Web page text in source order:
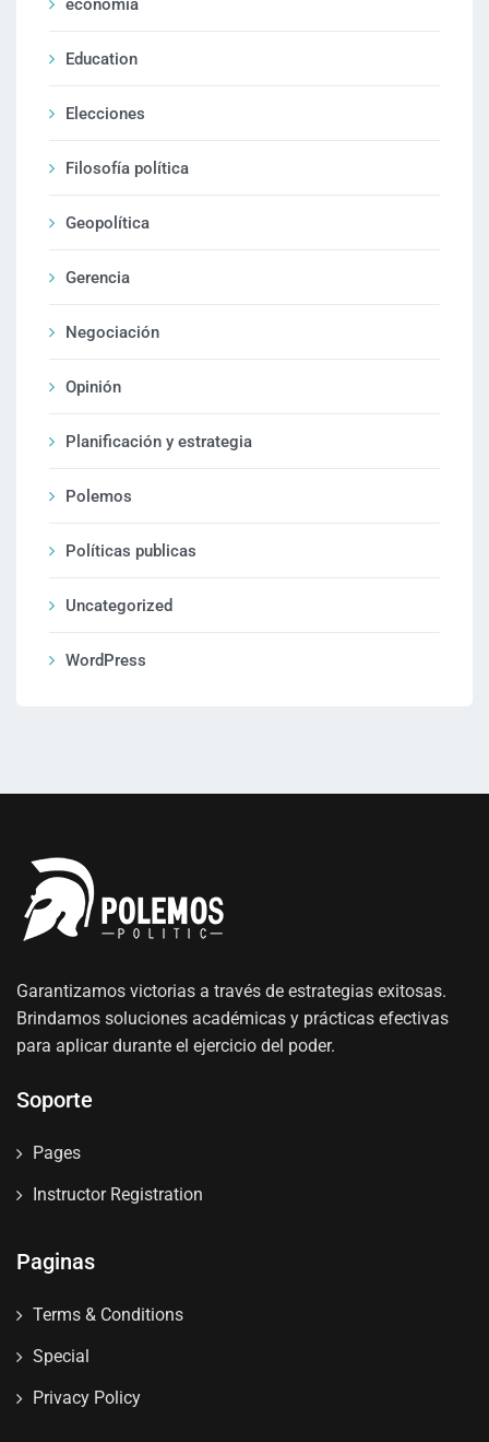
economía
Education
Elecciones
Filosofía política
Geopolítica
Gerencia
Negociación
Opinión
Planificación y estrategia
Polemos
Políticas publicas
Uncategorized
WordPress
Garantizamos victorias a través de estrategias exitosas.
Brindamos soluciones académicas y prácticas efectivas
para aplicar durante el ejercicio del poder.
Soporte
Pages
Instructor Registration
Paginas
Terms & Conditions
Special
Privacy Policy